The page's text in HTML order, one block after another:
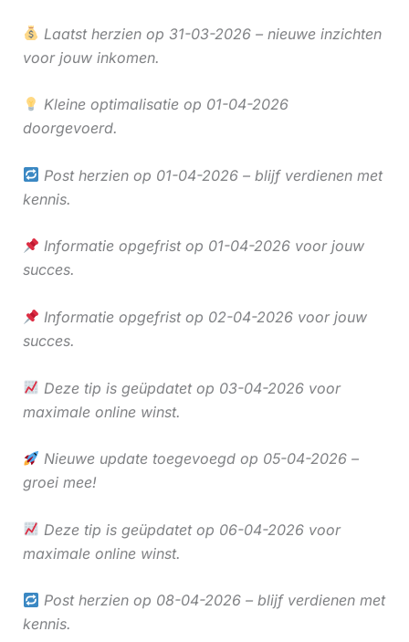
Laatst herzien op 31-03-2026 – nieuwe inzichten
voor jouw inkomen.
Kleine optimalisatie op 01-04-2026
doorgevoerd.
Post herzien op 01-04-2026 – blijf verdienen met
kennis.
Informatie opgefrist op 01-04-2026 voor jouw
succes.
Informatie opgefrist op 02-04-2026 voor jouw
succes.
Deze tip is geüpdatet op 03-04-2026 voor
maximale online winst.
Nieuwe update toegevoegd op 05-04-2026 –
groei mee!
Deze tip is geüpdatet op 06-04-2026 voor
maximale online winst.
Post herzien op 08-04-2026 – blijf verdienen met
kennis.